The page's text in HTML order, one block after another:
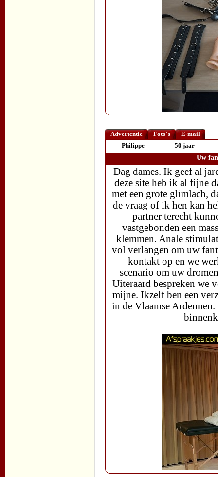
Advertentie Foto's
E-mail
Philippe
50 jaar
Uw
Dag dames. Ik geef al
deze site heb ik al fijne
met een grote glimlach,
de vraag of ik hen kan
partner terecht
vastgebonden een
klemmen. Anale
vol verlangen om uw
kontakt op en we
scenario om uw
Uiteraard bespreken we
mijne. Ikzelf ben een
in de Vlaamse